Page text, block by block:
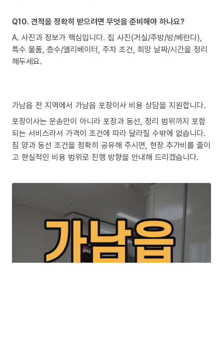
Q10. 견적을 정확히 받으려면 무엇을 준비해야 하나요?
A. 사진과 정보가 핵심입니다. 집 사진(거실/주방/방/베란다),
특수 물품, 층수/엘리베이터, 주차 조건, 희망 날짜/시간을 정리
해두세요.
가남읍 전 지역에서 가남읍 포장이사 비용 상담을 지원합니다.
포장이사는 운송만이 아니라 포장과 동선, 정리 범위까지 포함
되는 서비스라서 가격이 조건에 따라 달라질 수밖에 없습니다.
짐 양과 동선 조건을 정확히 공유해 주시면, 현장 추가비를 줄이
고 현실적인 비용 범위로 진행 방향을 안내해 드리겠습니다.